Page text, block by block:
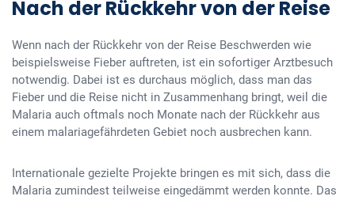
Nach der Rückkehr von der Reise
Wenn nach der Rückkehr von der Reise Beschwerden wie
beispielsweise Fieber auftreten, ist ein sofortiger Arztbesuch
notwendig. Dabei ist es durchaus möglich, dass man das
Fieber und die Reise nicht in Zusammenhang bringt, weil die
Malaria auch oftmals noch Monate nach der Rückkehr aus
einem malariagefährdeten Gebiet noch ausbrechen kann.
Internationale gezielte Projekte bringen es mit sich, dass die
Malaria zumindest teilweise eingedämmt werden konnte. Das